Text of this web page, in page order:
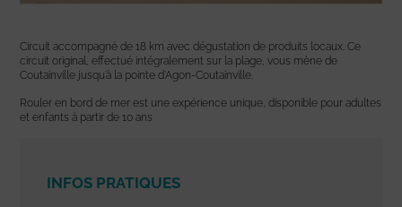
Circuit accompagné de 18 km avec dégustation de produits locaux. Ce
circuit original, effectué intégralement sur la plage, vous mène de
Coutainville jusqu’à la pointe d’Agon-Coutainville.
Rouler en bord de mer est une expérience unique, disponible pour adultes
et enfants à partir de 10 ans
INFOS PRATIQUES